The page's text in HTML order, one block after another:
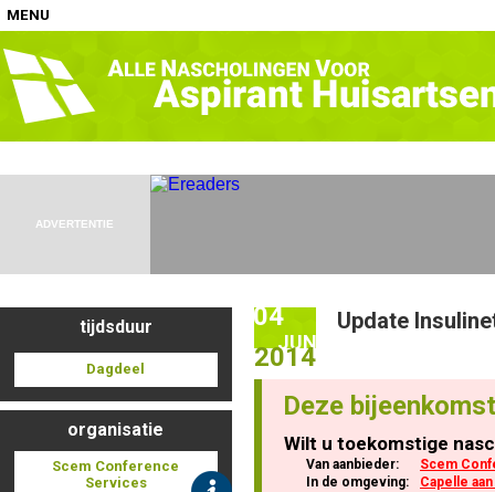
MENU
Home
Nascholingen op locatie (agenda)
Nascholingen online (elearning)
Nascholingen op aanvraag (in-company)
ADVERTENTIE
tijdsduur
Dagdeel
organisatie
Scem Conference
Services
04
JUN
2014
Update
Deze
Wilt u toekomstige
Van aanbieder:
Scem
In de omgeving:
Capelle